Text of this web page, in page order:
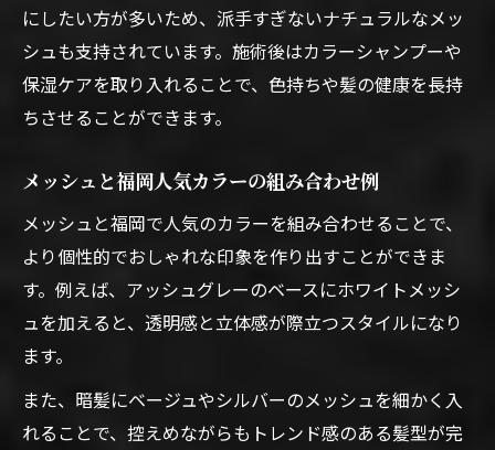
にしたい方が多いため、派手すぎないナチュラルなメッ
シュも支持されています。施術後はカラーシャンプーや
保湿ケアを取り入れることで、色持ちや髪の健康を長持
ちさせることができます。
メッシュと福岡人気カラーの組み合わせ例
メッシュと福岡で人気のカラーを組み合わせることで、
より個性的でおしゃれな印象を作り出すことができま
す。例えば、アッシュグレーのベースにホワイトメッシ
ュを加えると、透明感と立体感が際立つスタイルになり
ます。
また、暗髪にベージュやシルバーのメッシュを細かく入
れることで、控えめながらもトレンド感のある髪型が完